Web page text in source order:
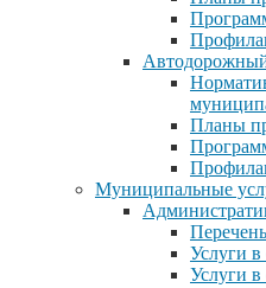
Планы
Муниципальные
Услуги в
Услуги в